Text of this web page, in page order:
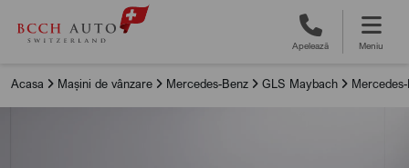
Apelează Meniu
Acasa Mașini de vânzare Mercedes-Benz GLS Maybach